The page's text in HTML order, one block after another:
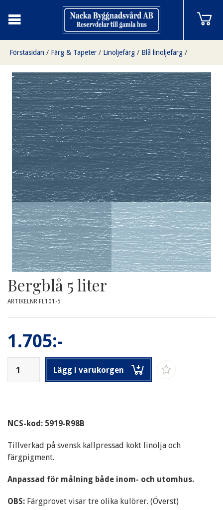
Förstasidan / Färg & Tapeter / Linoljefärg / Blå linoljefärg /
Bergblå 5 liter
Bergblå 5 liter
ARTIKELNR FL101-5
1.705:-
Lägg i varukorgen
NCS-kod: 5919-R98B
Tillverkad på svensk kallpressad kokt linolja och
färgpigment.
Anpassad för målning både inom- och utomhus.
OBS: Färgprovet visar tre olika kulörer. (Överst)